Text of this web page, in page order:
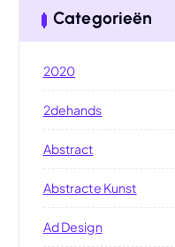
Categorieën
2020
2dehands
Abstract
Abstracte Kunst
Ad Design